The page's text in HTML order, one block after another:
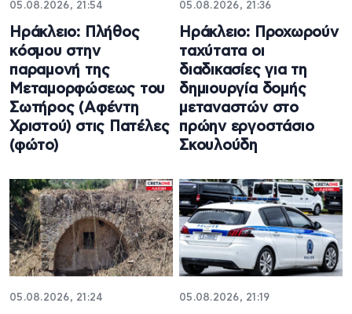
05.08.2026, 21:54
Ηράκλειο: Πλήθος
κόσμου στην
παραμονή της
Μεταμορφώσεως του
Σωτήρος (Αφέντη
Χριστού) στις Πατέλες
(φώτο)
05.08.2026, 21:36
Ηράκλειο: Προχωρούν
ταχύτατα οι
διαδικασίες για τη
δημιουργία δομής
μεταναστών στο
πρώην εργοστάσιο
Σκουλούδη
05.08.2026, 21:24 05.08.2026, 21:19